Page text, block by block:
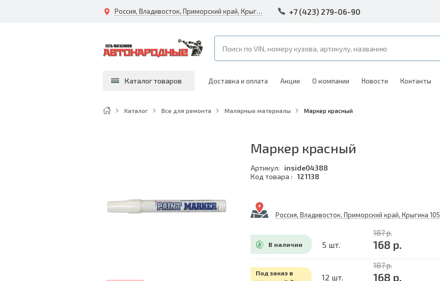
Россия, Владивосток, Приморский край, Крыгина 105 +7 (423) 279-06-90
Каталог товаров Доставка и оплата Акции О компании Новости Контакты
Каталог Все для ремонта Малярные материалы Маркер красный
Маркер красный
Артикул:
inside04388
Код товара : 121138
Россия, Владивосток, Приморский край, Крыгина 105
В наличии 5 шт.
187 р.
168 р.
Под заказ в
12 шт.
187 р.
168 р.